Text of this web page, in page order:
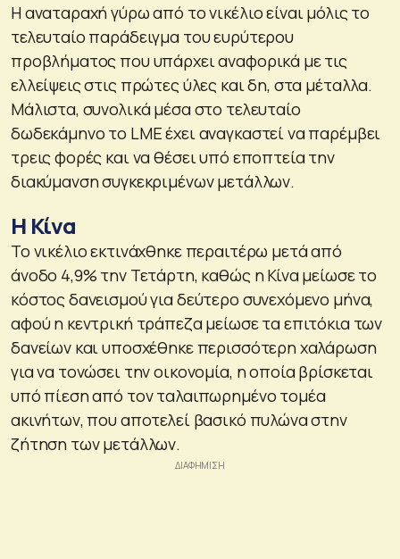
Η αναταραχή γύρω από το νικέλιο είναι μόλις το
τελευταίο παράδειγμα του ευρύτερου
προβλήματος που υπάρχει αναφορικά με τις
ελλείψεις στις πρώτες ύλες και δη, στα μέταλλα.
Μάλιστα, συνολικά μέσα στο τελευταίο
δωδεκάμηνο το LME έχει αναγκαστεί να παρέμβει
τρεις φορές και να θέσει υπό εποπτεία την
διακύμανση συγκεκριμένων μετάλλων.
Η Κίνα
Το νικέλιο εκτινάχθηκε περαιτέρω μετά από
άνοδο 4,9% την Τετάρτη, καθώς η Κίνα μείωσε το
κόστος δανεισμού για δεύτερο συνεχόμενο μήνα,
αφού η κεντρική τράπεζα μείωσε τα επιτόκια των
δανείων και υποσχέθηκε περισσότερη χαλάρωση
για να τονώσει την οικονομία, η οποία βρίσκεται
υπό πίεση από τον ταλαιπωρημένο τομέα
ακινήτων, που αποτελεί βασικό πυλώνα στην
ζήτηση των μετάλλων.